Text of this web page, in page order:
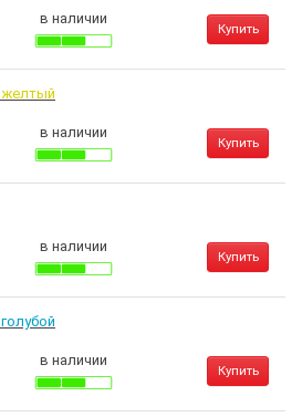
в наличии
Купить
желтый
в наличии
Купить
в наличии
Купить
голубой
в наличии
Купить